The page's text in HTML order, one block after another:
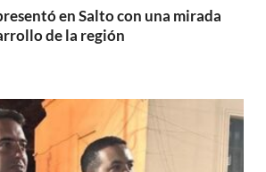
en Salto con una mirada
de la región